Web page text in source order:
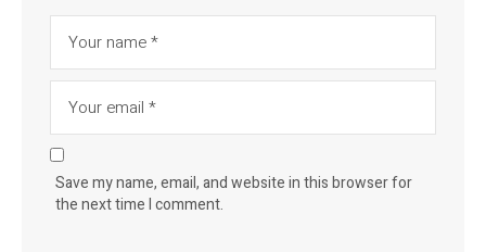
Save my name, email, and website in this browser for
the next time I comment.